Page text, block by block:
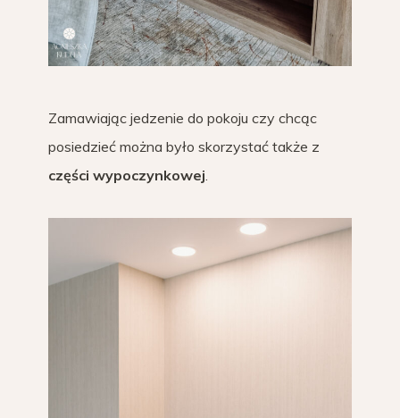
Zamawiając jedzenie do pokoju czy chcąc
posiedzieć można było skorzystać także z
części wypoczynkowej.